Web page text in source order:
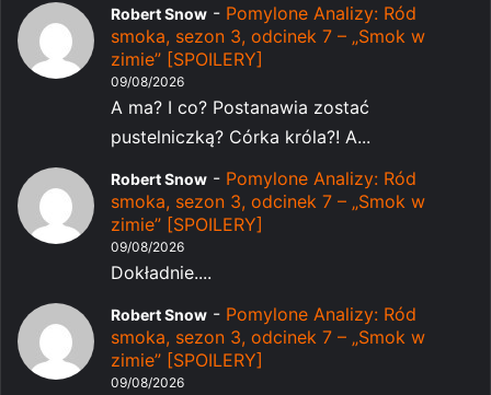
Robert Snow - Pomylone Analizy: Ród
smoka, sezon 3, odcinek 7 – „Smok w
zimie” [SPOILERY]
09/08/2026
A ma? I co? Postanawia zostać
pustelniczką? Córka króla?! A...
Robert Snow - Pomylone Analizy: Ród
smoka, sezon 3, odcinek 7 – „Smok w
zimie” [SPOILERY]
09/08/2026
Dokładnie....
Robert Snow - Pomylone Analizy: Ród
smoka, sezon 3, odcinek 7 – „Smok w
zimie” [SPOILERY]
09/08/2026